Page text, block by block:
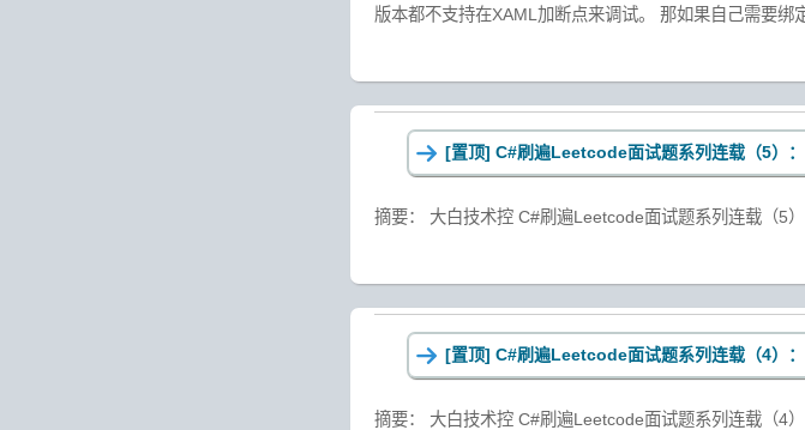
版本都不支持在XAML加断点来调试。 那如果自己需要
[置顶] C#刷遍Leetcode面试题系列连载（5）
摘要： 大白技术控 C#刷遍Leetcode面试题系列连载（5
[置顶] C#刷遍Leetcode面试题系列连载（4）
摘要： 大白技术控 C#刷遍Leetcode面试题系列连载（4